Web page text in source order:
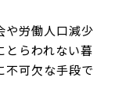
や労働人口減少
とらわれない暮
不可欠な手段で